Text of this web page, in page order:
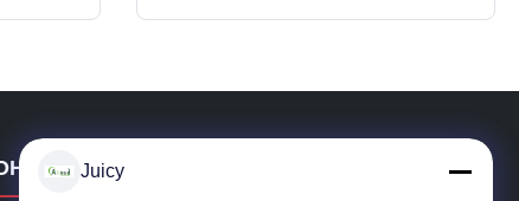
anti acid; 3. The hardness of the tip is
ДАННЫЕ
Juicy